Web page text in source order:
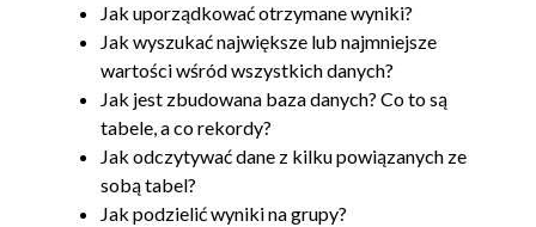
Jak uporządkować otrzymane wyniki?
Jak wyszukać największe lub najmniejsze
wartości wśród wszystkich danych?
Jak jest zbudowana baza danych? Co to są
tabele, a co rekordy?
Jak odczytywać dane z kilku powiązanych ze
sobą tabel?
Jak podzielić wyniki na grupy?